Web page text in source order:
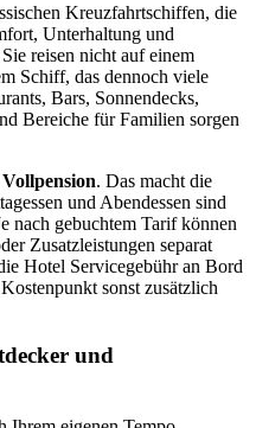
Kreuzfahrtschiffen, die
Unterhaltung und
reisen nicht auf einem
Schiff, das dennoch viele
Bars, Sonnendecks,
Bereiche für Familien sorgen
Vollpension. Das macht die
und Abendessen sind
nach gebuchtem Tarif können
Zusatzleistungen separat
Hotel Servicegebühr an Bord
sonst zusätzlich
und